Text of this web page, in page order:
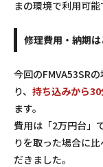
まの環境で利用可能
修理費用・納期
今回のFMVA53SR
り、 持ち込みから
ます。
費用は「2万円台」
りを取った場合に
だきました。